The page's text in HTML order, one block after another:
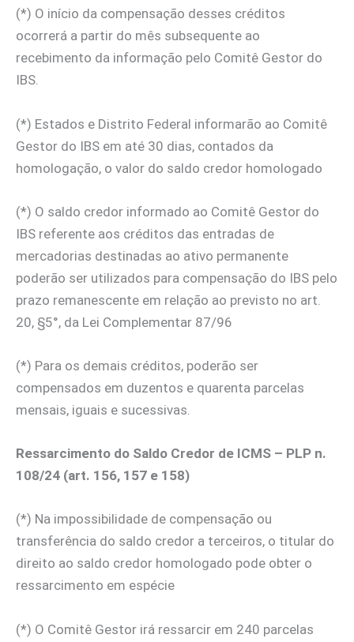
(*) O início da compensação desses créditos
ocorrerá a partir do mês subsequente ao
recebimento da informação pelo Comitê Gestor do
IBS.
(*) Estados e Distrito Federal informarão ao Comitê
Gestor do IBS em até 30 dias, contados da
homologação, o valor do saldo credor homologado
(*) O saldo credor informado ao Comitê Gestor do
IBS referente aos créditos das entradas de
mercadorias destinadas ao ativo permanente
poderão ser utilizados para compensação do IBS pelo
prazo remanescente em relação ao previsto no art.
20, §5°, da Lei Complementar 87/96
(*) Para os demais créditos, poderão ser
compensados em duzentos e quarenta parcelas
mensais, iguais e sucessivas.
Ressarcimento do Saldo Credor de ICMS – PLP n.
108/24 (art. 156, 157 e 158)
(*) Na impossibilidade de compensação ou
transferência do saldo credor a terceiros, o titular do
direito ao saldo credor homologado pode obter o
ressarcimento em espécie
(*) O Comitê Gestor irá ressarcir em 240 parcelas